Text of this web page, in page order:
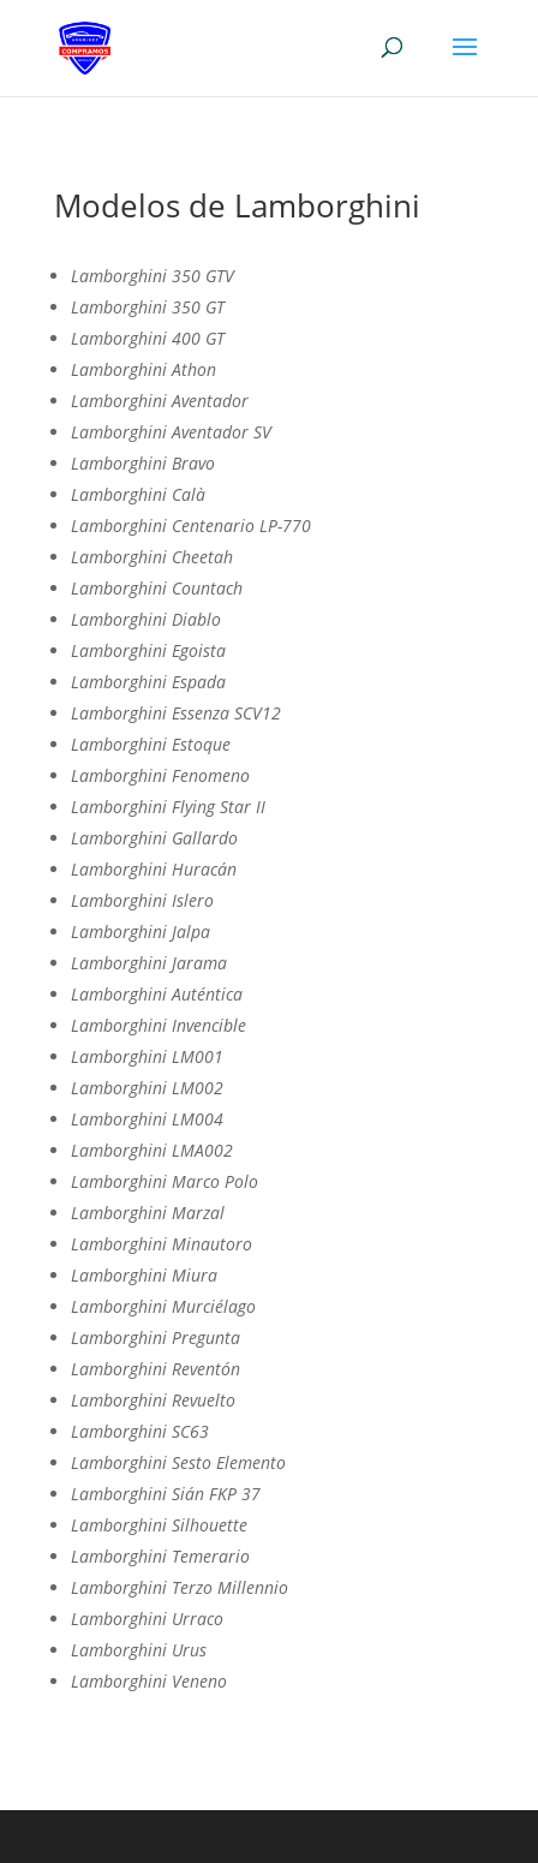
Modelos de Lamborghini
Lamborghini 350 GTV
Lamborghini 350 GT
Lamborghini 400 GT
Lamborghini Athon
Lamborghini Aventador
Lamborghini Aventador SV
Lamborghini Bravo
Lamborghini Calà
Lamborghini Centenario LP-770
Lamborghini Cheetah
Lamborghini Countach
Lamborghini Diablo
Lamborghini Egoista
Lamborghini Espada
Lamborghini Essenza SCV12
Lamborghini Estoque
Lamborghini Fenomeno
Lamborghini Flying Star II
Lamborghini Gallardo
Lamborghini Huracán
Lamborghini Islero
Lamborghini Jalpa
Lamborghini Jarama
Lamborghini Auténtica
Lamborghini Invencible
Lamborghini LM001
Lamborghini LM002
Lamborghini LM004
Lamborghini LMA002
Lamborghini Marco Polo
Lamborghini Marzal
Lamborghini Minautoro
Lamborghini Miura
Lamborghini Murciélago
Lamborghini Pregunta
Lamborghini Reventón
Lamborghini Revuelto
Lamborghini SC63
Lamborghini Sesto Elemento
Lamborghini Sián FKP 37
Lamborghini Silhouette
Lamborghini Temerario
Lamborghini Terzo Millennio
Lamborghini Urraco
Lamborghini Urus
Lamborghini Veneno